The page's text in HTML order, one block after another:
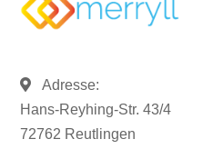
Adresse:
Hans-Reyhing-Str. 43/4
72762 Reutlingen